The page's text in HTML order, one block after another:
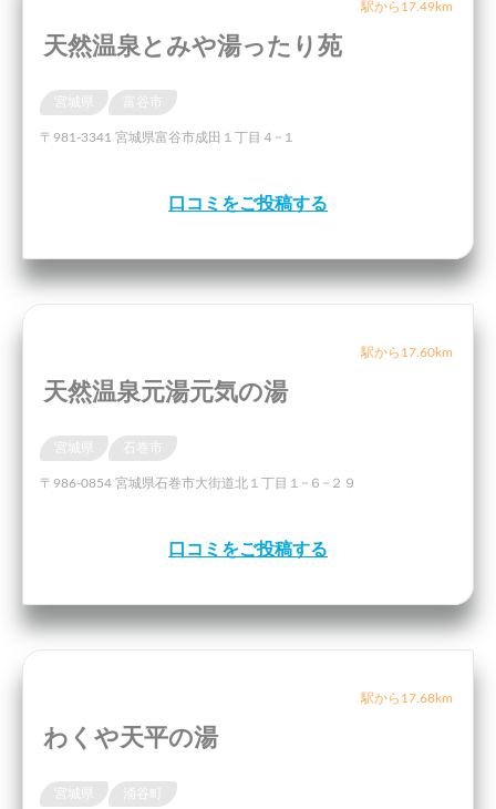
駅から17.49km
天然温泉とみや湯ったり苑
〒981-3341 宮城県富谷市成田１丁目４−１
口コミをご投稿する
駅から17.60km
天然温泉元湯元気の湯
石巻市
〒986-0854 宮城県石巻市大街道北１丁目１−６−２９
口コミをご投稿する
駅から17.68km
わくや天平の湯